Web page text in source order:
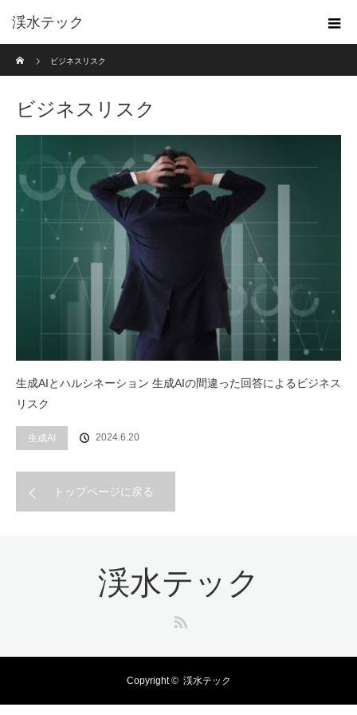
渓水テック
ビジネスリスク
ビジネスリスク
生成AIとハルシネーション 生成AIの間違った回答によるビジネス
リスク
生成AI 2024.6.20
トップページに戻る
渓水テック
Copyright © 渓水テック